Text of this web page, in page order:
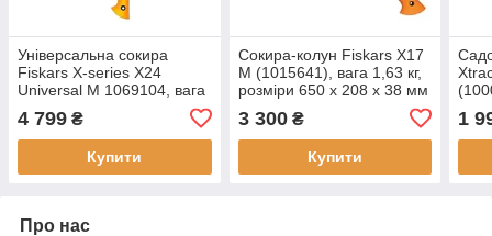
Універсальна сокира
Fiskars X-series X24
Universal M 1069104, вага
поліамід армований
скловолокном
4 799 ₴
Купити
Сокира-колун Fiskars X17
М (1015641), вага 1,63 кг,
розміри 650 x 208 x 38 мм
3 300₴
Купити
1
Про нас